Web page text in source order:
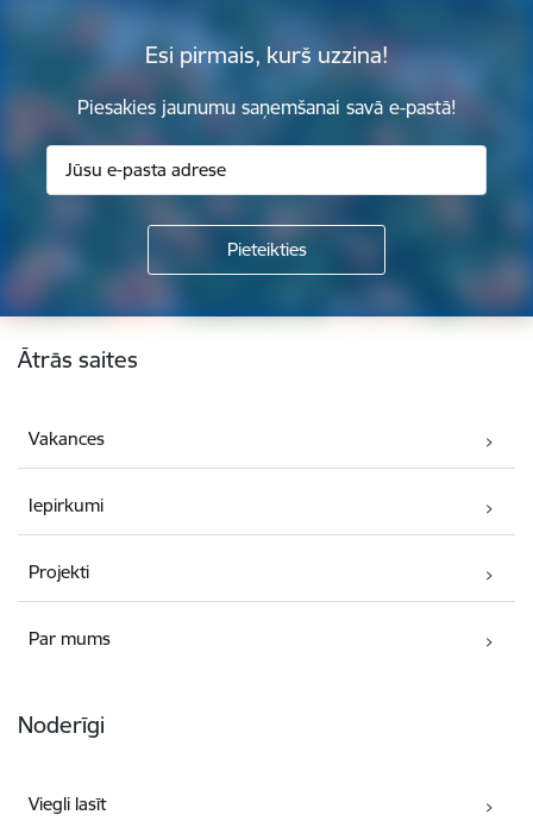
Esi pirmais, kurš uzzina!
Piesakies jaunumu saņemšanai savā e-pastā!
Kājene
Ātrās saites
Vakances
Iepirkumi
Projekti
Par mums
Noderīgi
Viegli lasīt